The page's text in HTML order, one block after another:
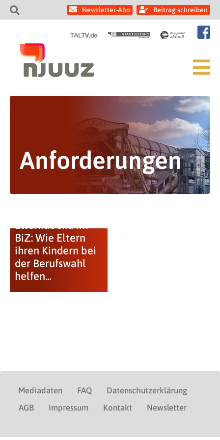
Newsletter-Abo Beitrag schreiben
Anforderungen
BiZ: Wie Eltern
ihren Kindern bei
der Berufswahl
helfen...
Mediadaten FAQ
Datenschutzerklärung
AGB
Impressum Kontakt Newsletter